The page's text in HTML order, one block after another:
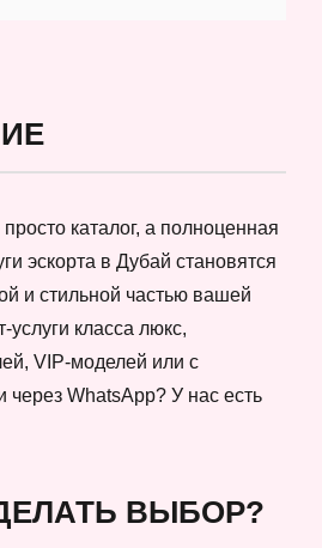
каталог, а полноценная
эскорта в Дубай становятся
и стильной частью вашей
класса люкс,
VIP-моделей или с
через WhatsApp? У нас есть
ВЫБОР?